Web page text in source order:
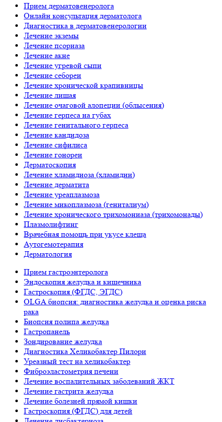
Прием дерматовенеролога
Онлайн консультация дерматолога
Диагностика в дерматовенерологии
Лечение экземы
Лечение псориаза
Лечение акне
Лечение угревой сыпи
Лечение себореи
Лечение хронической крапивницы
Лечение лишая
Лечение очаговой алопеции (облысения)
Лечение герпеса на губах
Лечение генитального герпеса
Лечение кандидоза
Лечение сифилиса
Лечение гонореи
Дерматоскопия
Лечение хламидиоза (хламидии)
Лечение дерматита
Лечение уреаплазмоза
Лечение микоплазмоза (гениталиум)
Лечение хронического трихомониаза (трихомонады)
Плазмолифтинг
Врачебная помощь при укусе клеща
Аутогемотерапия
Дерматология
Прием гастроэнтеролога
Эндоскопия желудка и кишечника
Гастроскопия (ФГДС, ЭГДС)
OLGA биопсия: диагностика желудка и оценка риска
рака
Биопсия полипа желудка
Гастропанель
Зондирование желудка
Диагностика Хеликобактер Пилори
Уреазный тест на хеликобактер
Фиброэластометрия печени
Лечение воспалительных заболеваний ЖКТ
Лечение гастрита желудка
Лечение болезней прямой кишки
Гастроскопия (ФГДС) для детей